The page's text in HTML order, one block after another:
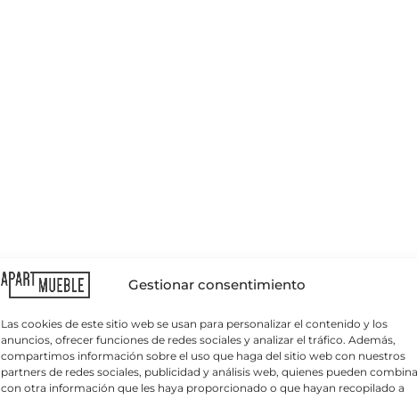
Gestionar consentimiento
Las cookies de este sitio web se usan para personalizar el contenido y los
anuncios, ofrecer funciones de redes sociales y analizar el tráfico. Además,
compartimos información sobre el uso que haga del sitio web con nuestros
partners de redes sociales, publicidad y análisis web, quienes pueden
con otra información que les haya proporcionado o que hayan recopilado a